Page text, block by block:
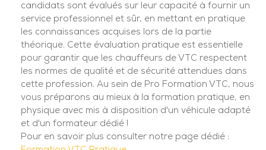
candidats sont évalués sur leur capacité à fournir un
service professionnel et sûr, en mettant en pratique
les connaissances acquises lors de la partie
théorique. Cette évaluation pratique est essentielle
pour garantir que les chauffeurs de VTC respectent
les normes de qualité et de sécurité attendues dans
cette profession. Au sein de Pro Formation VTC, nous
vous préparons au mieux à la formation pratique, en
physique avec mis à disposition d'un véhicule adapté
et d'un formateur dédié !
Pour en savoir plus consulter notre page dédié :